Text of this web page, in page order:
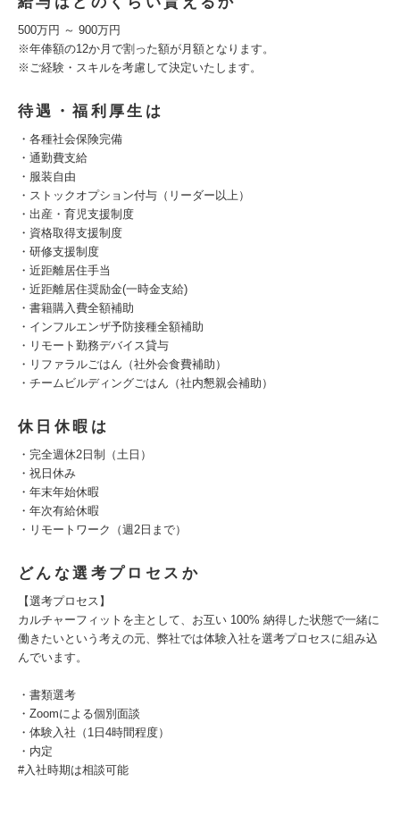
500万円 ～ 900万円
※年俸額の12か月で割った額が月額となります。
※ご経験・スキルを考慮して決定いたします。
待遇・福利厚生は
・各種社会保険完備
・通勤費支給
・服装自由
・ストックオプション付与（リーダー以上）
・出産・育児支援制度
・資格取得支援制度
・研修支援制度
・近距離居住手当
・近距離居住奨励金(一時金支給)
・書籍購入費全額補助
・インフルエンザ予防接種全額補助
・リモート勤務デバイス貸与
・リファラルごはん（社外会食費補助）
・チームビルディングごはん（社内懇親会補助）
休日休暇は
・完全週休2日制（土日）
・祝日休み
・年末年始休暇
・年次有給休暇
・リモートワーク（週2日まで）
どんな選考プロセスか
【選考プロセス】
カルチャーフィットを主として、お互い 100% 納得した状態で一緒に
働きたいという考えの元、弊社では体験入社を選考プロセスに組み込
んでいます。
・書類選考
・Zoomによる個別面談
・体験入社（1日4時間程度）
・内定
#入社時期は相談可能